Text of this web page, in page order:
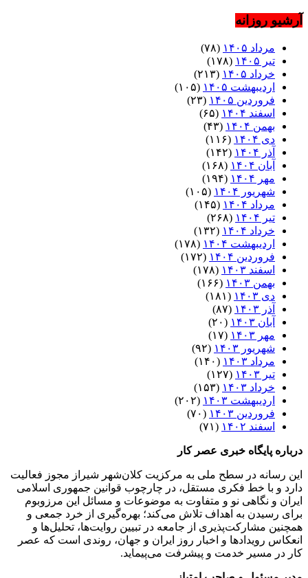
آرشیو روزانه
مرداد ۱۴۰۵
(۷۸)
تیر ۱۴۰۵
(۱۷۸)
خرداد ۱۴۰۵
(۲۱۳)
اردیبهشت ۱۴۰۵
(۱۰۵)
فروردین ۱۴۰۵
(۲۳)
اسفند ۱۴۰۴
(۶۵)
بهمن ۱۴۰۴
(۴۳)
دی ۱۴۰۴
(۱۱۶)
آذر ۱۴۰۴
(۱۴۲)
آبان ۱۴۰۴
(۱۶۸)
مهر ۱۴۰۴
(۱۹۴)
شهریور ۱۴۰۴
(۱۰۵)
مرداد ۱۴۰۴
(۱۴۵)
تیر ۱۴۰۴
(۲۶۸)
خرداد ۱۴۰۴
(۱۳۲)
اردیبهشت ۱۴۰۴
(۱۷۸)
فروردین ۱۴۰۴
(۱۷۲)
اسفند ۱۴۰۳
(۱۷۸)
بهمن ۱۴۰۳
(۱۶۶)
دی ۱۴۰۳
(۱۸۱)
آذر ۱۴۰۳
(۸۷)
آبان ۱۴۰۳
(۲۰)
مهر ۱۴۰۳
(۱۷)
شهریور ۱۴۰۳
(۹۲)
مرداد ۱۴۰۳
(۱۴۰)
تیر ۱۴۰۳
(۱۲۷)
خرداد ۱۴۰۳
(۱۵۳)
اردیبهشت ۱۴۰۳
(۲۰۲)
فروردین ۱۴۰۳
(۷۰)
اسفند ۱۴۰۲
(۷۱)
درباره پایگاه خبری عصر کار
این رسانه در سطح ملی به مرکزیت کلان‌شهر شیراز مجوز فعالیت
دارد و با خط فکری مستقل، در چارچوب قوانین جمهوری اسلامی
ایران و نگاهی نو و متفاوت به موضوعات ‌و مسائل این مرزوبوم
برای رسیدن به اهداف تلاش می‌کند؛ بهره‌گیری از خرد جمعی و
همچنین مشارکت‌پذیری از جامعه در تبیین روایت‌ها، تحلیل‌ها و
انعکاس رویدادها و اخبار روز ایران و جهان، روندی است که عصر
کار در مسیر خدمت و پیشرفت می‌پیماید.